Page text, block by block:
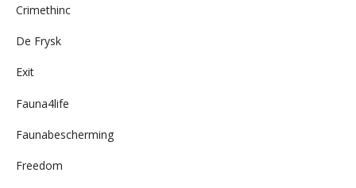
Crimethinc
De Frysk
Exit
Fauna4life
Faunabescherming
Freedom